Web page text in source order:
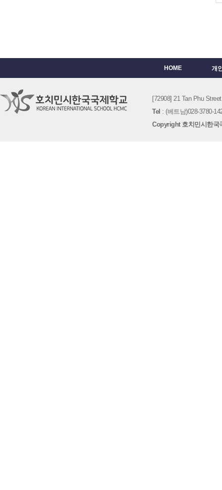
HOME 개
[72908] 21 Tan Phu
Tel : (베트남)028-3780-
Copyright 호치민시한국